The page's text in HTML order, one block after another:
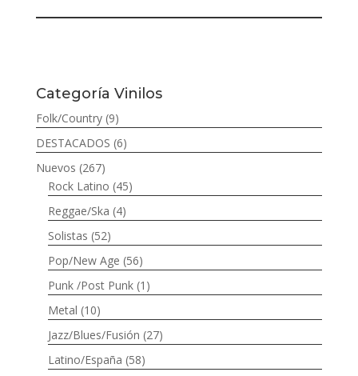
Categoría Vinilos
Folk/Country (9)
DESTACADOS (6)
Nuevos (267)
Rock Latino (45)
Reggae/Ska (4)
Solistas (52)
Pop/New Age (56)
Punk /Post Punk (1)
Metal (10)
Jazz/Blues/Fusión (27)
Latino/España (58)